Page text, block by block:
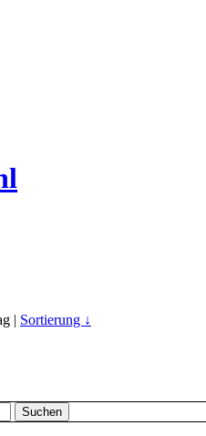
| Sortierung ↓
Suchen